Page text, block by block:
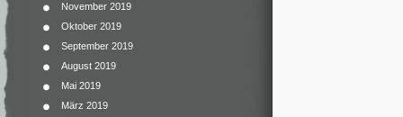
November 2019
Oktober 2019
September 2019
August 2019
Mai 2019
März 2019